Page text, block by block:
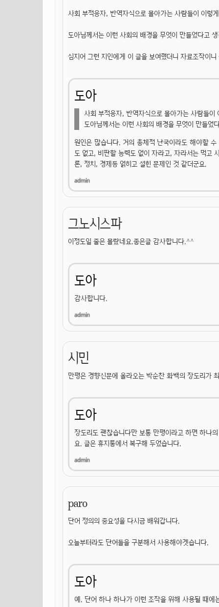
사회 부적응자, 반역자식으로 몰아가는 사람들이 이렇
도아님께서는 이런 사회의 배경을 무엇이 만들었다고
심지어 그런 지인에게 이 글을 보여줬더니 자료조작이
도아
사회 부적응자, 반역자식으로 몰아가는 사람들이
도아님께서는 이런 사회의 배경을 무엇이 만들었
원인은 많습니다. 거의 총체적 난국이라도 해야할
도 없고, 비판할 능력도 없이 자라고, 자라서는 먹고
론, 정치, 경제등 얽히고 설힌 문제인 것 같더군요.
그노시스파
이정도일 줄은 몰랐네요.좋은글 감사합니다.^^
도아
감사합니다.
시민
만평은 경향신문에 올라오는 박순찬 화백의 장도리가
도아
장도리도 괜찮습니다만 보통 만평이라고 하면 하나
요. 글은 휴지통에서 복구해 두었습니다.
paro
단어 정의의 중요성을 다시금 배워갑니다.
오늘부터라도 단어들을 구분해서 사용해야겟습니다.
도아
예. 단어 하나 하나가 이런 조작을 위해 사용될 때에